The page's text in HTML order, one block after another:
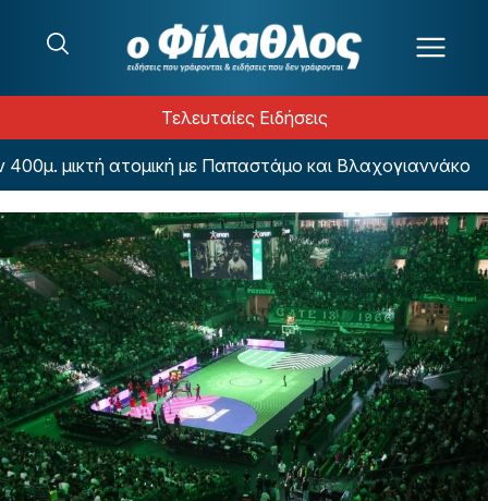
Τελευταίες Ειδήσεις
μικτή ατομική με Παπαστάμο και Βλαχογιαννάκο